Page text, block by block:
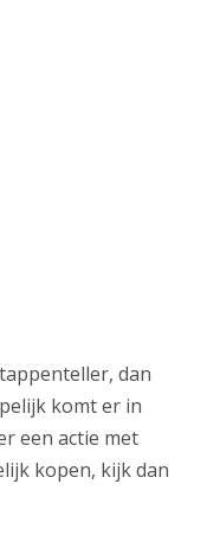
dan
komt er in
een actie met
kopen, kijk dan